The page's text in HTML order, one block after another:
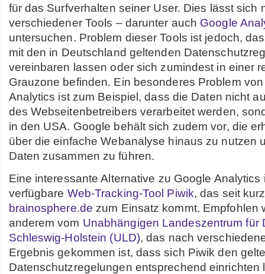
für das Surfverhalten seiner User. Dies lässt sich
verschiedener Tools – darunter auch Google
untersuchen. Problem dieser Tools ist jedoch,
mit den in Deutschland geltenden
vereinbaren lassen oder sich zumindest in einer
Grauzone befinden. Ein besonderes Problem
Analytics ist zum Beispiel, dass die Daten nicht
des Webseitenbetreibers verarbeitet werden,
in den USA. Google behält sich zudem vor, die
über die einfache Webanalyse hinaus zu nutzen
Daten zusammen zu führen.
Eine interessante Alternative zu Google Analytics
verfügbare Web-Tracking-Tool Piwik, das seit
brainosphere.de zum Einsatz kommt. Empfohlen
anderem vom Unabhängigen Landeszentrum für
Schleswig-Holstein (ULD), das nach
Ergebnis gekommen ist, dass sich Piwik den
Datenschutzregelungen entsprechend einrichten